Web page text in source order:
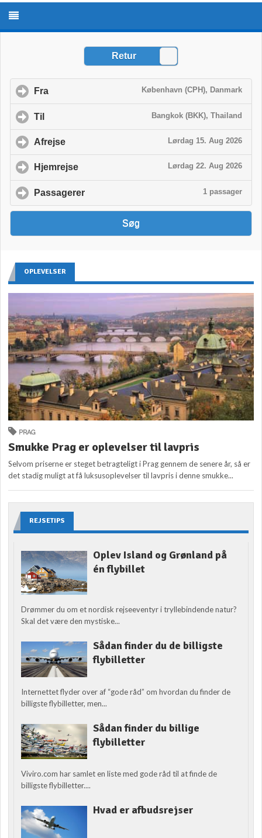
OPLEVELSER
PRAG
Smukke Prag er oplevelser til lavpris
Selvom priserne er steget betragteligt i Prag gennem de senere år, så er
det stadig muligt at få luksusoplevelser til lavpris i denne smukke...
REJSETIPS
Oplev Island og Grønland på
én flybillet
Drømmer du om et nordisk rejseeventyr i tryllebindende natur?
Skal det være den mystiske...
Sådan finder du de billigste
flybilletter
Internettet flyder over af “gode råd” om hvordan du finder de
billigste flybilletter, men...
Sådan finder du billige
flybilletter
Viviro.com har samlet en liste med gode råd til at finde de
billigste flybilletter....
Hvad er afbudsrejser